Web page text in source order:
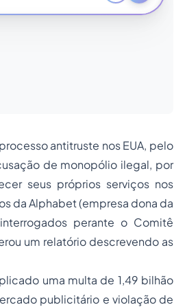
antitruste nos EUA, pelo
de monopólio ilegal, por
seus próprios serviços nos
da Alphabet (empresa dona da
perante o Comitê
um relatório descrevendo as
uma multa de 1,49 bilhão
publicitário e violação de